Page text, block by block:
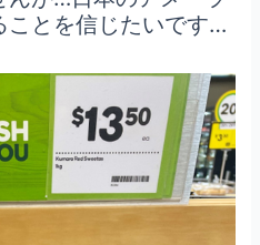
ことを信じたいです…